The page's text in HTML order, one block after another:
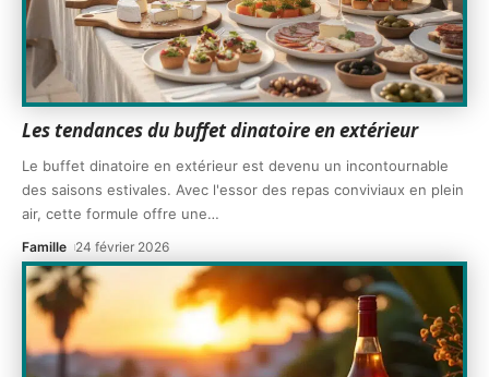
Les tendances du buffet dinatoire en extérieur
Le buffet dinatoire en extérieur est devenu un incontournable
des saisons estivales. Avec l'essor des repas conviviaux en plein
air, cette formule offre une…
Famille 24 février 2026